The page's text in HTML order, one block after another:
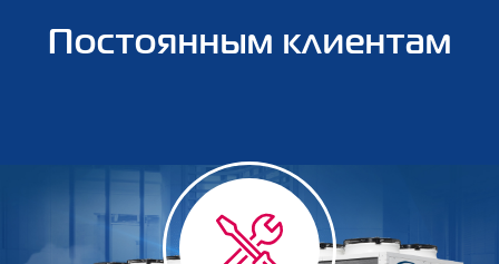
Постоянным клиентам